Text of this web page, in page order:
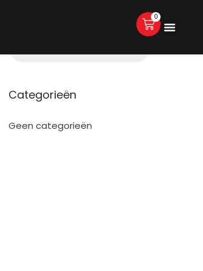
0
Categorieën
Geen categorieën